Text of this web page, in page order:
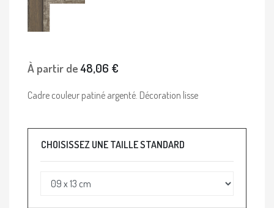
À partir de48,06 €
Cadre couleur patiné argenté. Décoration lisse
CHOISISSEZ UNE TAILLE STANDARD